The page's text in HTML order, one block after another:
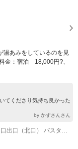
湯あみをしているのを見
金：宿泊 18,000円?、
てくださり気持ち良かった
by かずさんさん
(1)高岡駅 バス 105分 JR北陸本線高岡駅古城公園口出口（北口） バスターミナル２番乗り場より小牧堰堤行きに乗り終点の小牧堰堤下車（小牧ダム）1時間15分、小牧ダムより庄川遊覧船にのり約30分大牧温泉到着 北陸自動車道砺波ＩＣ 車 15分 10km 砺波ICから国道156号線経由約10kmで小牧ダム